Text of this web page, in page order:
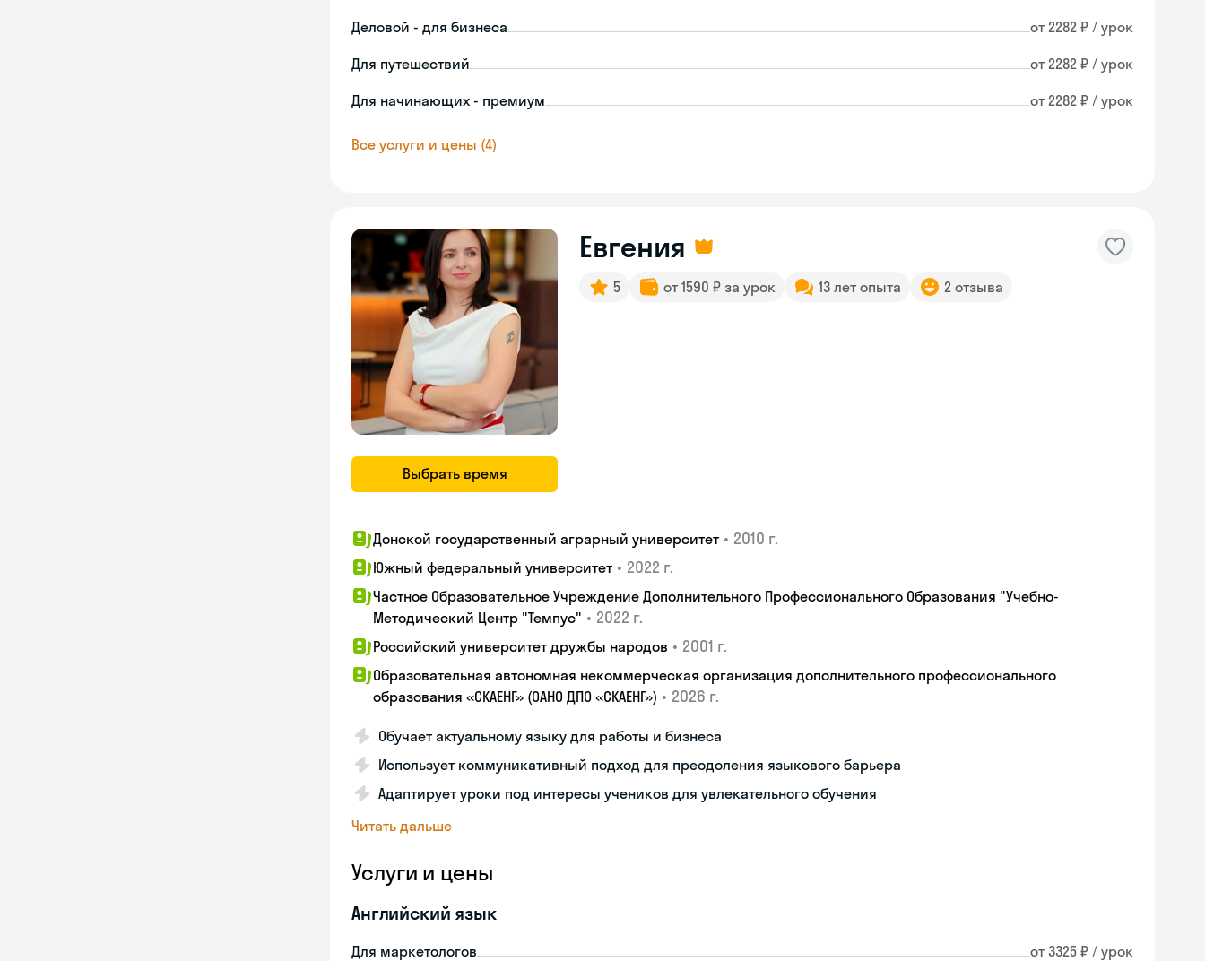
Деловой - для бизнеса от 2282 ₽ / урок
Для путешествий от 2282 ₽ / урок
Для начинающих - премиум от 2282 ₽ / урок
Все услуги и цены (4)
Выбрать время
Евгения
5 от 1590 ₽ за урок 13 лет опыта 2 отзыва
Донской государственный аграрный университет • 2010 г.
Южный федеральный университет • 2022 г.
Частное Образовательное Учреждение Дополнительного Профессионального Образования "Учебно-
Методический Центр "Темпус" • 2022 г.
Российский университет дружбы народов • 2001 г.
Образовательная автономная некоммерческая организация дополнительного профессионального
образования «СКАЕНГ» (ОАНО ДПО «СКАЕНГ») • 2026 г.
Обучает актуальному языку для работы и бизнеса
Использует коммуникативный подход для преодоления языкового барьера
Адаптирует уроки под интересы учеников для увлекательного обучения
Читать дальше
Услуги и цены
Английский язык
Для маркетологов от 3325 ₽ / урок